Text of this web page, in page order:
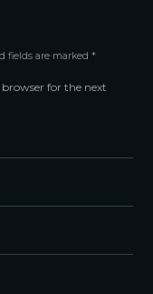
fields are marked *
for the next